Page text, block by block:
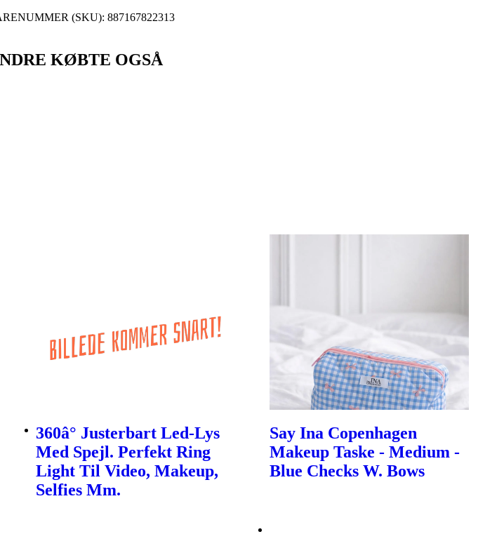
(SKU):887167822313
KØBTE OGSÅ
360â° Justerbart Led-Lys
Med Spejl. Perfekt Ring
Light Til Video, Makeup,
Selfies Mm.
Say Ina Copenhagen
Makeup Taske - Medium -
Blue Checks W. Bows